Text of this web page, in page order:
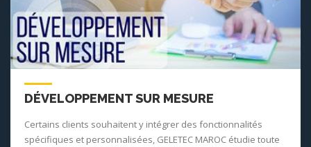
DÉVELOPPEMENT SUR MESURE
Certains clients souhaitent y intégrer des fonctionnalités
spécifiques et personnalisées, GELETEC MAROC étudie toute